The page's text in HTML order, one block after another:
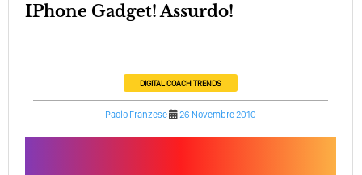
iPhone Gadget! Assurdo!
DIGITAL COACHTRENDS
Paolo Franzese 26 Novembre 2010